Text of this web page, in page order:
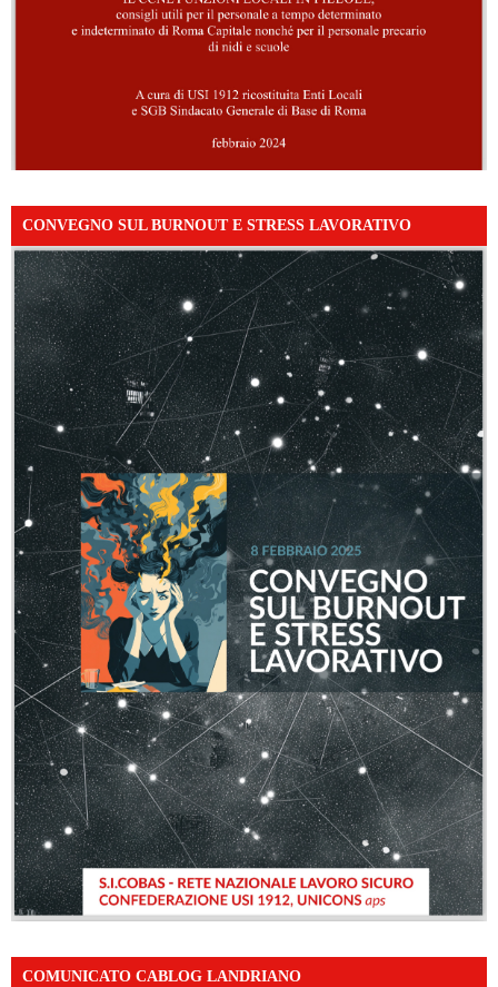
CONVEGNO SUL BURNOUT E STRESS LAVORATIVO
COMUNICATO CABLOG LANDRIANO